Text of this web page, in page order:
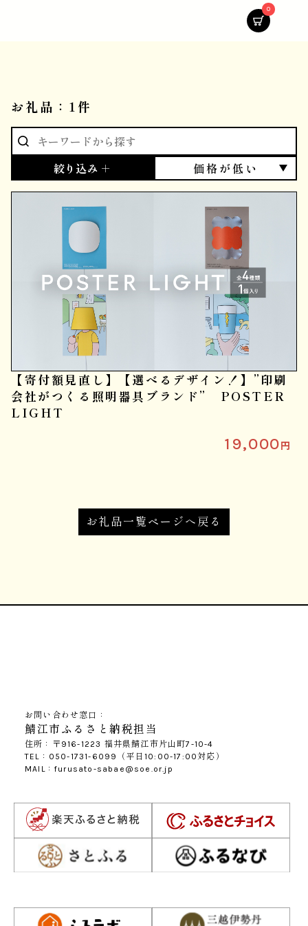
0
お礼品：1件
絞り込み ＋
【寄付額見直し】【選べるデザイン！】”印刷
会社がつくる照明器具ブランド” POSTER
LIGHT
19,000円
お礼品一覧ページへ戻る
お問い合わせ窓口：
鯖江市ふるさと納税担当
住所：〒916-1223 福井県鯖江市片山町7-10-4
TEL：050-1731-6099（平日10:00-17:00対応）
MAIL：furusato-sabae@soe.or.jp